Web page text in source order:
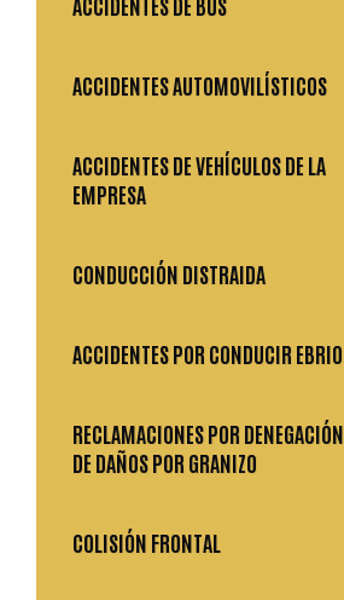
ACCIDENTES AUTOMOVILÍSTICOS
ACCIDENTES DE VEHÍCULOS DE LA
EMPRESA
CONDUCCIÓN DISTRAIDA
ACCIDENTES POR CONDUCIR EBRIO
RECLAMACIONES POR DENEGACIÓN
DE DAÑOS POR GRANIZO
COLISIÓN FRONTAL